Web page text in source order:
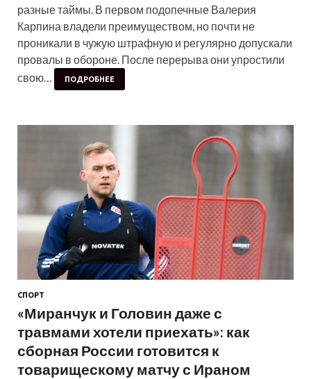
разные таймы. В первом подопечные Валерия
Карпина владели преимуществом, но почти не
проникали в чужую штрафную и регулярно допускали
провалы в обороне. После перерыва они упростили
свою…
ПОДРОБНЕЕ
СПОРТ
«Миранчук и Головин даже с
травмами хотели приехать»: как
сборная России готовится к
товарищескому матчу с Ираном